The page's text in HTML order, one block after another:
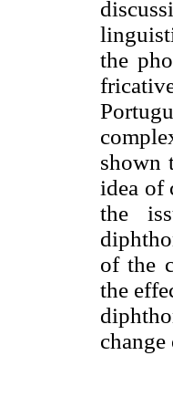
the
shown
idea of
the
of the
the